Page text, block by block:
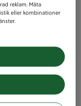
reklam. Mäta
eller kombinationer